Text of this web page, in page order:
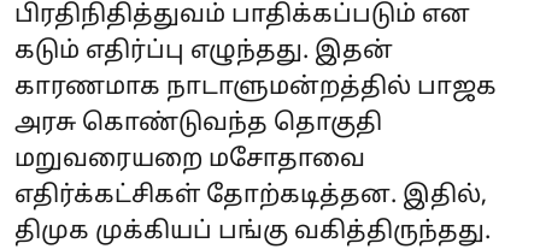
பிரதிநிதித்துவம் பாதிக்கப்படும் என
கடும் எதிர்ப்பு எழுந்தது. இதன்
காரணமாக நாடாளுமன்றத்தில் பாஜக
அரசு கொண்டுவந்த தொகுதி
மறுவரையறை மசோதாவை
எதிர்க்கட்சிகள் தோற்கடித்தன. இதில்,
திமுக முக்கியப் பங்கு வகித்திருந்தது.